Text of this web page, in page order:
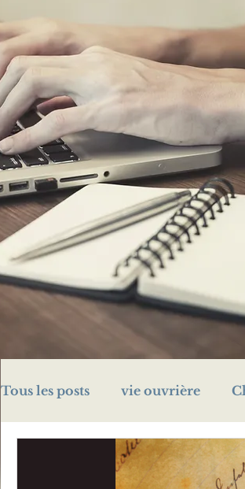
Tous les posts vie ouvrière
challenge A/Z énigme